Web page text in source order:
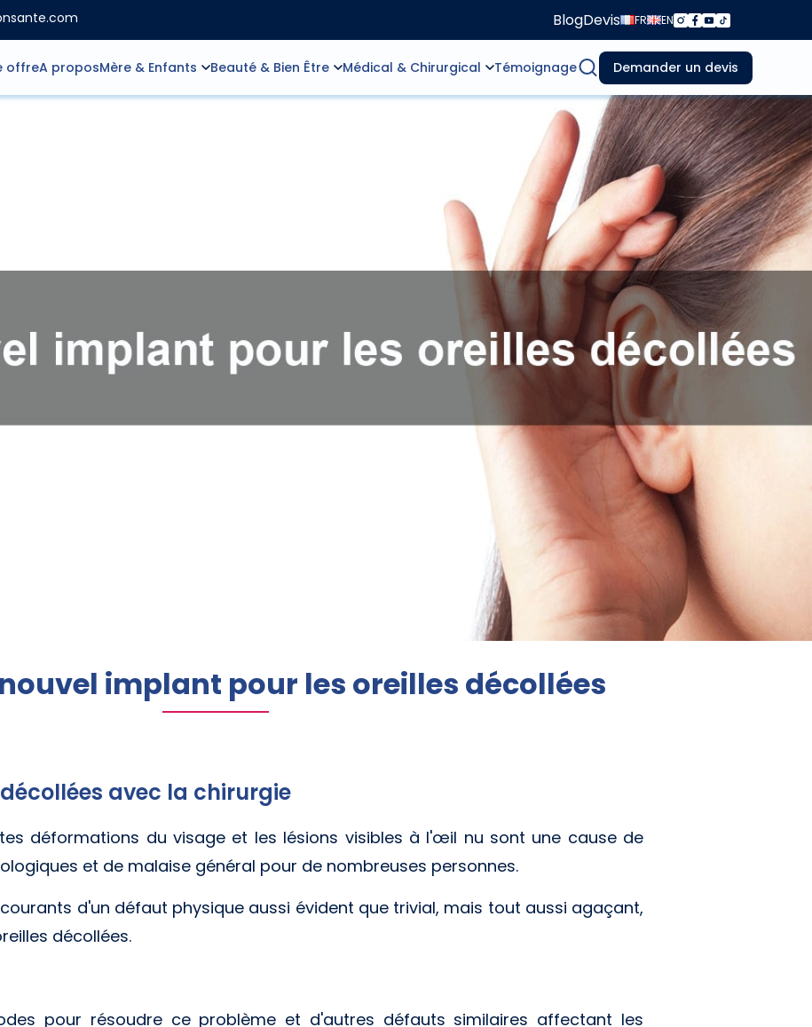
BlogDevis FR EN
offreA proposMère & Enfants Beauté & Bien Être Médical & Chirurgical Témoignage Demander un devis
implant pour les oreilles décollées
avec la chirurgie
déformations du visage et les lésions visibles à l'œil nu sont une cause de
et de malaise général pour de nombreuses personnes.
d'un défaut physique aussi évident que trivial, mais tout aussi agaçant,
décollées.
pour résoudre ce problème et d'autres défauts similaires affectant les